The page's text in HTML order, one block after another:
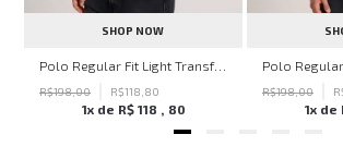
SHOP NOW
Polo Regular Fit Light Transfer Verde Escuro John John Masculina
R$198,00 R$118 80
1x de R$ 118 80
R$198,00
1x de